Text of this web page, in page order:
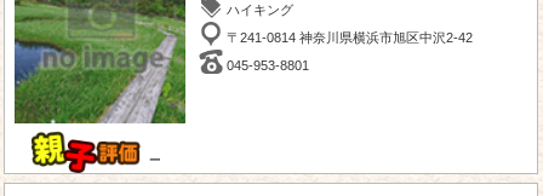
－
ハイキング
〒241-0814 神奈川県横浜市旭区中沢2-42
045-953-8801